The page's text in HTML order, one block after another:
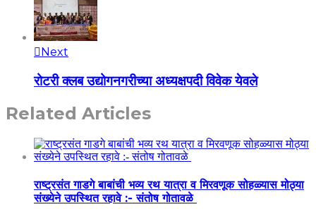
Next
रोटरी क्लब उद्योगनगरीच्या अध्यक्षपदी विवेक येवले
Related Articles
राष्ट्रसंत गाडगे बाबांची भव्य रथ यात्रा व मिरवणूक सोहळ्यास मोठ्या
संख्येने उपस्थित रहावे :- संतोष गोतावळे